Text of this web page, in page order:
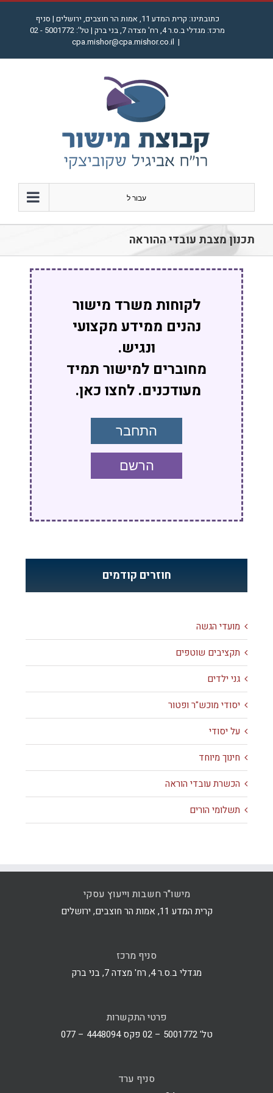
דלג
כתובתינו: קרית המדע 11, אמות הר חוצבים, ירושלים | סניף
מרכז: מגדלי ב.ס.ר 4, רח' מצדה 7, בני ברק | טל': 5001772 - 02
|
cpa.mishor@cpa.mishor.co.il
עבור ל
תכנון מצבת עובדי ההוראה
לקוחות משרד מישור
נהנים ממידע מקצועי
ונגיש.
מחוברים למישור תמיד
מעודכנים. לחצו כאן.
התחבר
הרשם
חוזרים קודמים
מועדי הגשה
תקציבים שוטפים
גני ילדים
יסודי מוכש"ר ופטור
על יסודי
חינוך מיוחד
הכשרת עובדי הוראה
תשלומי הורים
מישו"ר חשבות וייעוץ עסקי
קרית המדע 11, אמות הר חוצבים, ירושלים
סניף מרכז
מגדלי ב.ס.ר 4, רח' מצדה 7, בני ברק
פרטי התקשרות
טל' 5001772 – 02 פקס 4448094 – 077
סניף ערד